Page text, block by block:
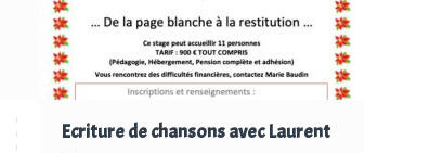
Ecriture de chansons avec Laurent